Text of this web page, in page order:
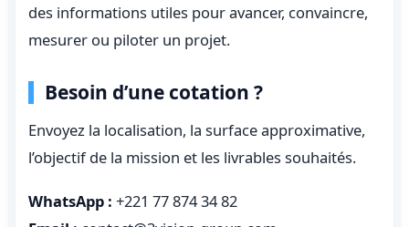
des informations utiles pour avancer, convaincre,
mesurer ou piloter un projet.
Besoin d’une cotation ?
Envoyez la localisation, la surface approximative,
l’objectif de la mission et les livrables souhaités.
WhatsApp : +221 77 874 34 82